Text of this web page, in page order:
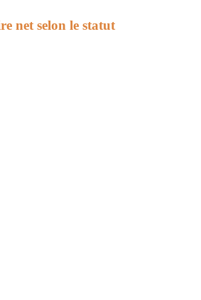
net selon le statut